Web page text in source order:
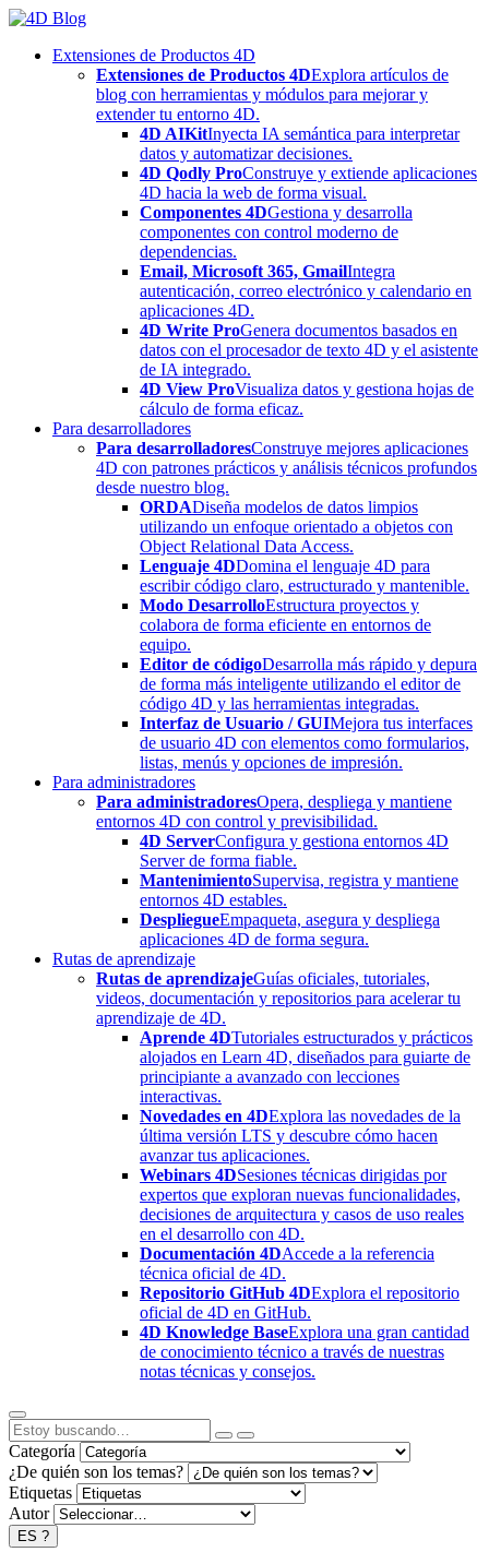
Skip
contentExtensiones de Productos 4D
Extensiones de Productos 4DExplora artículos de
blog con herramientas y módulos para mejorar y
extender tu entorno 4D.
4D AIKitInyecta IA semántica para interpretar
datos y automatizar decisiones.
4D Qodly ProConstruye y extiende aplicaciones
4D hacia la web de forma visual.
Componentes 4DGestiona y desarrolla
componentes con control moderno de
dependencias.
Email, Microsoft 365, GmailIntegra
autenticación, correo electrónico y calendario en
aplicaciones 4D.
4D Write ProGenera documentos basados en
datos con el procesador de texto 4D y el asistente
de IA integrado.
4D View ProVisualiza datos y gestiona hojas de
cálculo de forma eficaz.
Para desarrolladores
Para desarrolladoresConstruye mejores aplicaciones
4D con patrones prácticos y análisis técnicos profundos
desde nuestro blog.
ORDADiseña modelos de datos limpios
utilizando un enfoque orientado a objetos con
Object Relational Data Access.
Lenguaje 4DDomina el lenguaje 4D para
escribir código claro, estructurado y mantenible.
Modo DesarrolloEstructura proyectos y
colabora de forma eficiente en entornos de
equipo.
Editor de códigoDesarrolla más rápido y depura
de forma más inteligente utilizando el editor de
código 4D y las herramientas integradas.
Interfaz de Usuario / GUIMejora tus interfaces
de usuario 4D con elementos como formularios,
listas, menús y opciones de impresión.
Para administradores
Para administradoresOpera, despliega y mantiene
entornos 4D con control y previsibilidad.
4D ServerConfigura y gestiona entornos 4D
Server de forma fiable.
MantenimientoSupervisa, registra y mantiene
entornos 4D estables.
DespliegueEmpaqueta, asegura y despliega
aplicaciones 4D de forma segura.
Rutas de aprendizaje
Rutas de aprendizajeGuías oficiales, tutoriales,
videos, documentación y repositorios para acelerar tu
aprendizaje de 4D.
Aprende 4DTutoriales estructurados y prácticos
alojados en Learn 4D, diseñados para guiarte de
principiante a avanzado con lecciones
interactivas.
Novedades en 4DExplora las novedades de la
última versión LTS y descubre cómo hacen
avanzar tus aplicaciones.
Webinars 4DSesiones técnicas dirigidas por
expertos que exploran nuevas funcionalidades,
decisiones de arquitectura y casos de uso reales
en el desarrollo con 4D.
Documentación 4DAccede a la referencia
técnica oficial de 4D.
Repositorio GitHub 4DExplora el repositorio
oficial de 4D en GitHub.
4D Knowledge BaseExplora una gran cantidad
de conocimiento técnico a través de nuestras
notas técnicas y consejos.
Categoría
¿De quién son los temas?
Etiquetas
Autor
ES ?